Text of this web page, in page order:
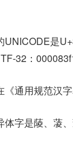
UNICODE是
32：
《通用规范汉
体字是䔖、蓤、